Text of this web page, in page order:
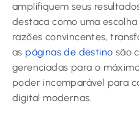
amplifiquem seus
destaca como uma
razões convincentes,
as páginas de destino são
gerenciadas para o
poder incomparável para
digital modernas.